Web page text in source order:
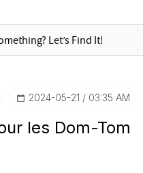
‎2024-05-21 03:35 AM
les Dom-Tom